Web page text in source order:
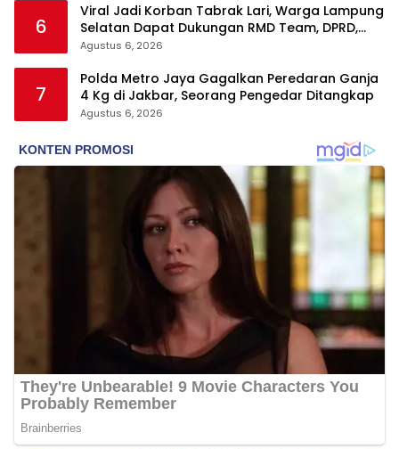
6
Viral Jadi Korban Tabrak Lari, Warga Lampung
Selatan Dapat Dukungan RMD Team, DPRD,
dan Influencer
Agustus 6, 2026
7
Polda Metro Jaya Gagalkan Peredaran Ganja
4 Kg di Jakbar, Seorang Pengedar Ditangkap
Agustus 6, 2026